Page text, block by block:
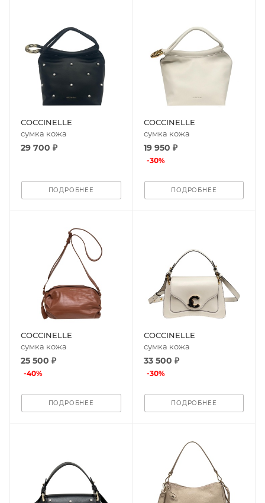
COCCINELLE
сумка кожа
29 700 ₽
ПОДРОБНЕЕ
COCCINELLE
сумка кожа
19 950 ₽
-30%
ПОДРОБНЕЕ
COCCINELLE
сумка кожа
25 500 ₽
-40%
ПОДРОБНЕЕ
COCCINELLE
сумка кожа
33 500 ₽
-30%
ПОДРОБНЕЕ